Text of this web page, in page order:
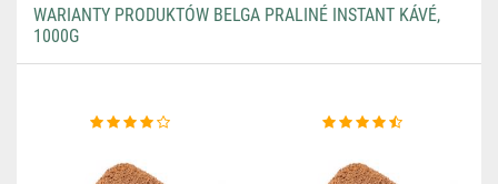
WARIANTY PRODUKTÓW BELGA PRALINÉ INSTANT KÁVÉ,
1000G